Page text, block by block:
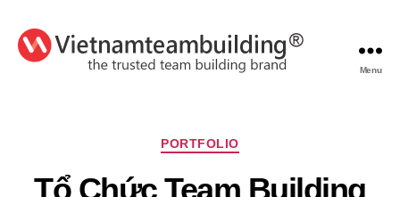
Menu
Chuyên
PORTFOLIO
Tổ Chức Team Building